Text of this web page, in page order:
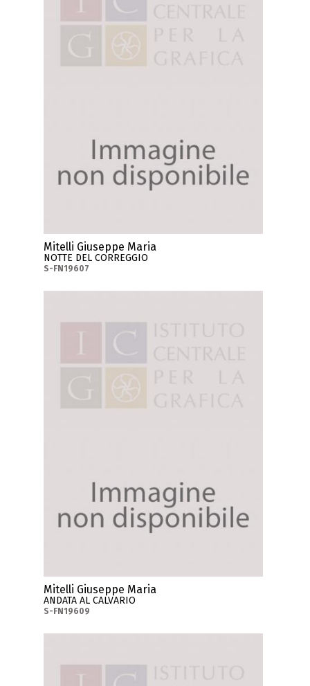
Mitelli Giuseppe Maria
NOTTE DEL CORREGGIO
S-FN19607
Mitelli Giuseppe Maria
ANDATA AL CALVARIO
S-FN19609